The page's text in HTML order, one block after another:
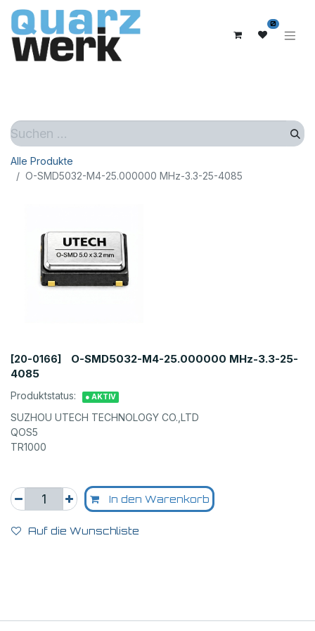
0
Alle Produkte
O-SMD5032-M4-25.000000 MHz-3.3-25-4085
[20-0166]
O-SMD5032-M4-25.000000 MHz-3.3-25-
4085
Produktstatus: ● AKTIV
SUZHOU UTECH TECHNOLOGY CO.,LTD
QOS5
TR1000
In den Warenkorb
Auf die Wunschliste